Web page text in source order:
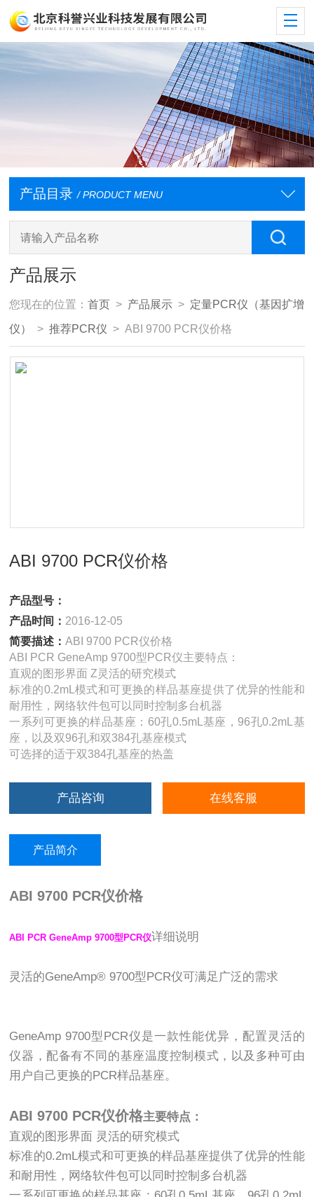
产品目录 / PRODUCT MENU
产品展示
您现在的位置：首页 > 产品展示 > 定量PCR仪（基因扩增
仪） >推荐PCR仪 > ABI 9700 PCR仪价格
ABI 9700 PCR仪价格
产品型号：
产品时间： 2016-12-05
简要描述：ABI 9700 PCR仪价格
ABI PCR GeneAmp 9700型PCR仪主要特点：
直观的图形界面 Z灵活的研究模式
标准的0.2mL模式和可更换的样品基座提供了优异的性能和
耐用性，网络软件包可以同时控制多台机器
一系列可更换的样品基座：60孔0.5mL基座，96孔0.2mL基
座，以及双96孔和双384孔基座模式
可选择的适于双384孔基座的热盖
产品咨询 在线客服
产品简介
ABI 9700 PCR仪价格
ABI PCR GeneAmp 9700型PCR仪详细说明
灵活的GeneAmp® 9700型PCR仪可满足广泛的需求
GeneAmp 9700型PCR仪是一款性能优异，配置灵活的
仪器，配备有不同的基座温度控制模式，以及多种可由
用户自己更换的PCR样品基座。
ABI 9700 PCR仪价格主要特点：
直观的图形界面 灵活的研究模式
标准的0.2mL模式和可更换的样品基座提供了优异的性能
和耐用性，网络软件包可以同时控制多台机器